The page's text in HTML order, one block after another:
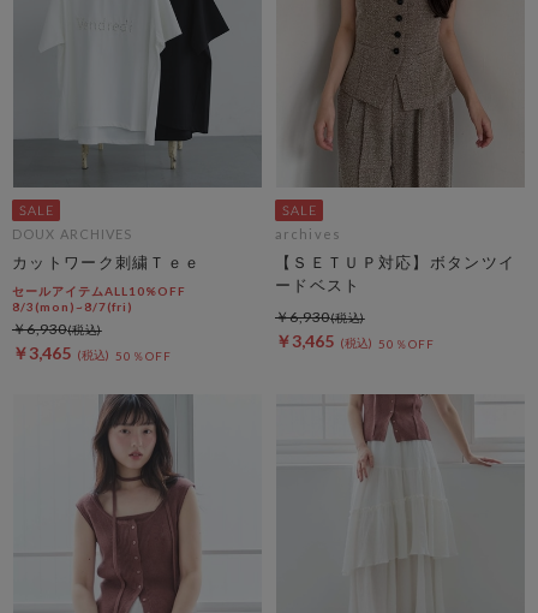
DOUX ARCHIVES
カットワーク刺繍Ｔｅｅ
セールアイテムALL10%OFF
8/3(mon)~8/7(fri)
￥3,465 50％OFF
￥6,930
archives
【ＳＥＴＵＰ対応】ボタンツイ
ードベスト
￥3,465 50％OFF
￥6,930